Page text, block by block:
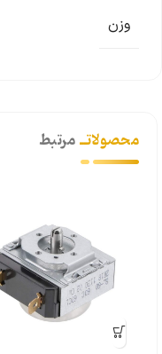
وزن
محصولاتــمرتبط